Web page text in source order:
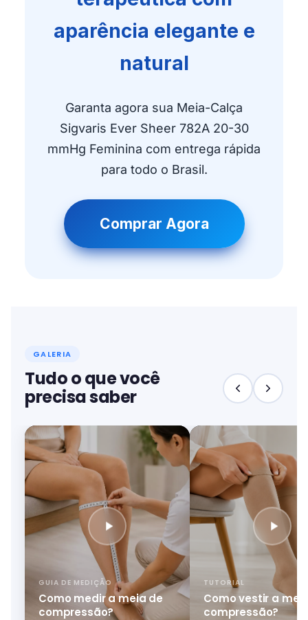
aparência elegante e
natural
Garanta agora sua Meia-Calça
Sigvaris Ever Sheer 782A 20-30
mmHg Feminina com entrega rápida
para todo o Brasil.
Comprar Agora
GALERIA
Tudo o que você
precisa saber
GUIA DE MEDIÇÃO
Como medir a meia de
compressão?
TUTORIAL
Como vestir a
compressão?